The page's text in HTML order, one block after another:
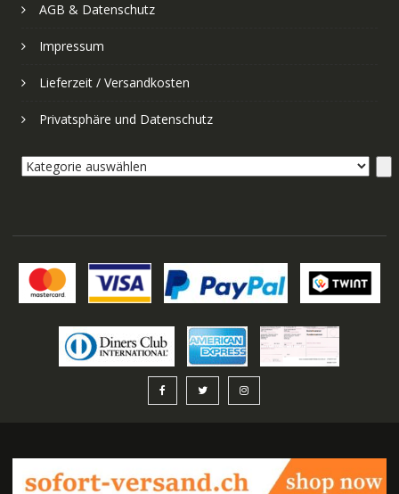
AGB & Datenschutz
Impressum
Lieferzeit / Versandkosten
Privatsphäre und Datenschutz
Kategorie